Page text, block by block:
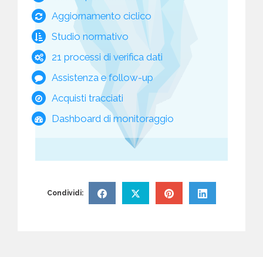
Aggiornamento ciclico
Studio normativo
21 processi di verifica dati
Assistenza e follow-up
Acquisti tracciati
Dashboard di monitoraggio
Condividi: